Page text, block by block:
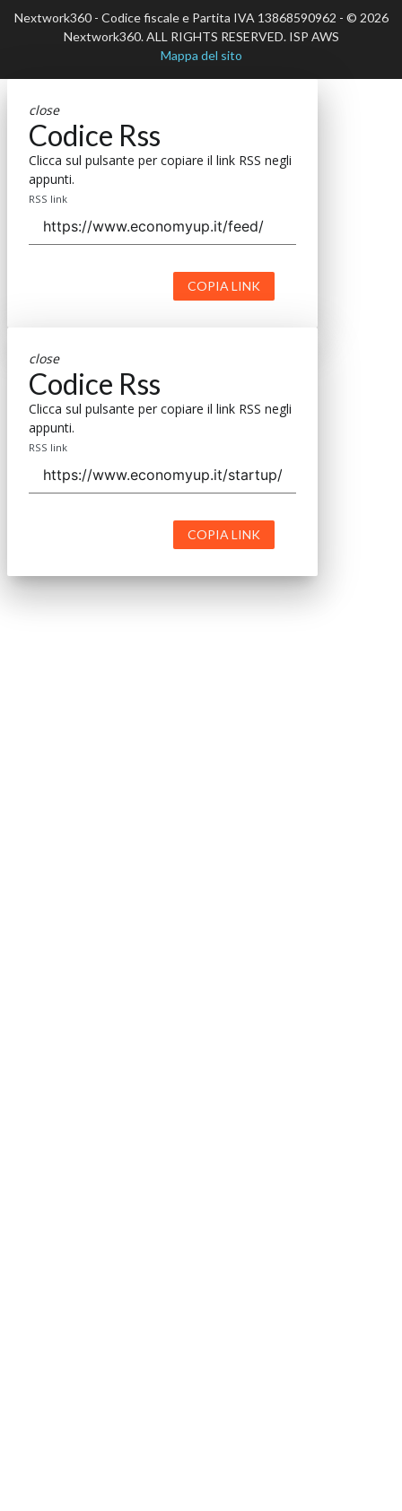
Nextwork360 - Codice fiscale e Partita IVA 13868590962 - © 2026
Nextwork360. ALL RIGHTS RESERVED. ISP AWS
Mappa del sito
close
Codice Rss
Clicca sul pulsante per copiare il link RSS negli
appunti.
RSS link
COPIA LINK
close
Codice Rss
Clicca sul pulsante per copiare il link RSS negli
appunti.
RSS link
COPIA LINK